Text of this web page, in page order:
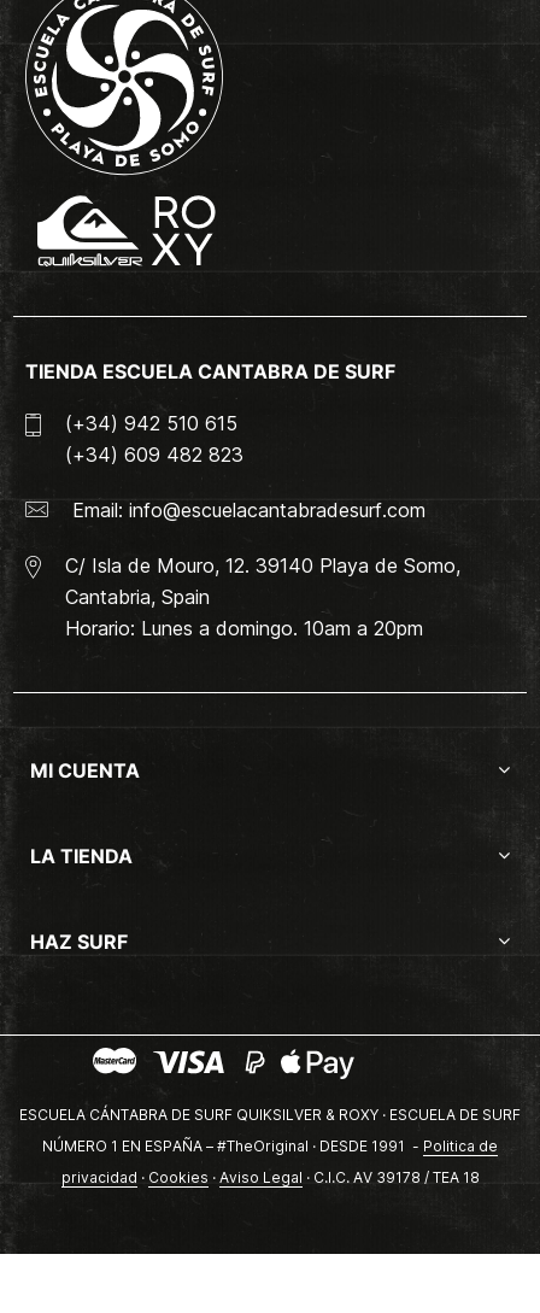
TIENDA ESCUELA CANTABRA DE SURF
(+34) 942 510 615
(+34) 609 482 823
Email: info@escuelacantabradesurf.com
C/ Isla de Mouro, 12. 39140 Playa de Somo,
Cantabria, Spain
Horario: Lunes a domingo. 10am a 20pm
MI CUENTA
LA TIENDA
HAZ SURF
ESCUELA CÁNTABRA DE SURF QUIKSILVER & ROXY · ESCUELA DE SURF
NÚMERO 1 EN ESPAÑA – #TheOriginal · DESDE 1991 - Politica de
privacidad · Cookies · Aviso Legal · C.I.C. AV 39178 / TEA 18